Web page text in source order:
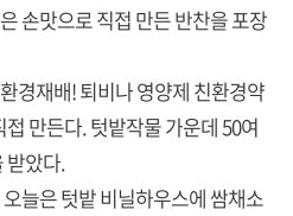
손맛으로 직접 만든 반찬을 포장
경재배! 퇴비나 영양제 친환경약
만든다. 텃밭작물 가운데 50여
받았다.
늘은 텃밭 비닐하우스에 쌈채소